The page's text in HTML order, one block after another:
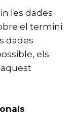
les dades
el termini
dades
els